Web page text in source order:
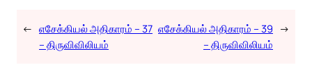
← எசேக்கியல் அதிகாரம் – 37
– திருவிவிலியம்
எசேக்கியல் அதிகாரம் – 39
– திருவிவிலியம்
→